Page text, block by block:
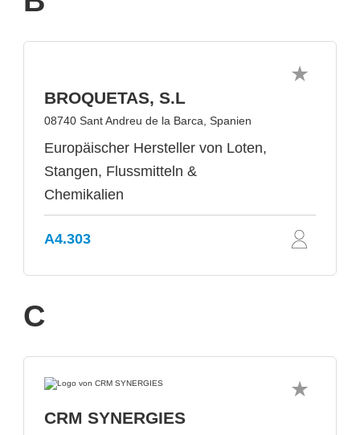
BROQUETAS, S.L
08740 Sant Andreu de la Barca, Spanien
Europäischer Hersteller von Loten,
Stangen, Flussmitteln &
Chemikalien
A4.303
C
CRM SYNERGIES